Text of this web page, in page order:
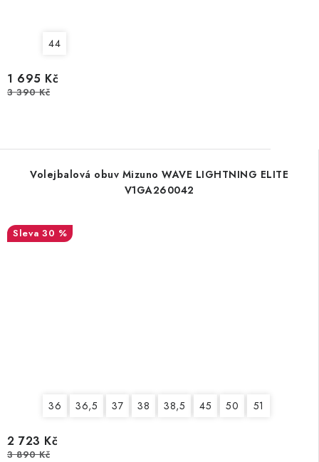
44
1 695 Kč
3 390 Kč
Volejbalová obuv Mizuno WAVE LIGHTNING ELITE
V1GA260042
30 %
36 36,5 37 38 38,5 45 50 51
2 723 Kč
3 890 Kč